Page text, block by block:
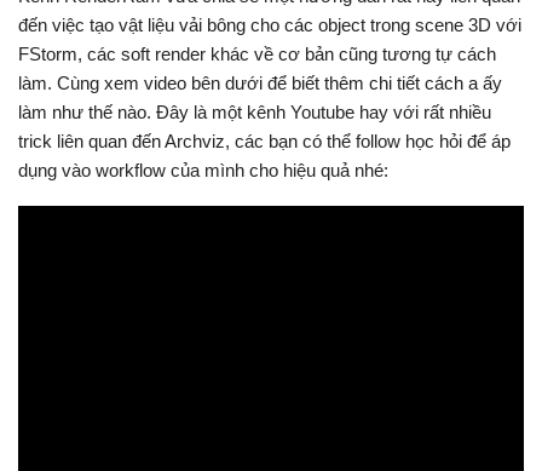
đến việc tạo vật liệu vải bông cho các object trong scene 3D với
FStorm, các soft render khác về cơ bản cũng tương tự cách
làm. Cùng xem video bên dưới để biết thêm chi tiết cách a ấy
làm như thế nào. Đây là một kênh Youtube hay với rất nhiều
trick liên quan đến Archviz, các bạn có thể follow học hỏi để áp
dụng vào workflow của mình cho hiệu quả nhé: